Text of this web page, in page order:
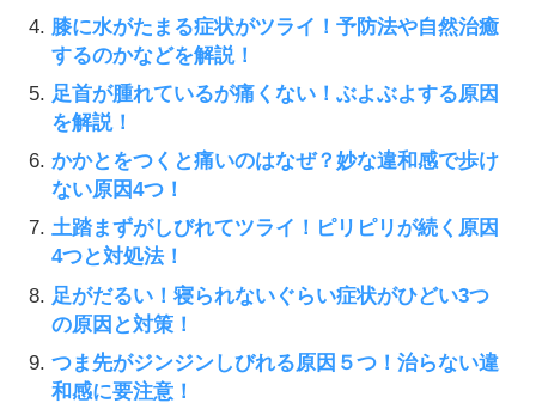
膝に水がたまる症状がツライ！予防法や自然治癒
するのかなどを解説！
足首が腫れているが痛くない！ぶよぶよする原因
を解説！
かかとをつくと痛いのはなぜ？妙な違和感で歩け
ない原因4つ！
土踏まずがしびれてツライ！ピリピリが続く原因
4つと対処法！
足がだるい！寝られないぐらい症状がひどい3つ
の原因と対策！
つま先がジンジンしびれる原因５つ！治らない違
和感に要注意！